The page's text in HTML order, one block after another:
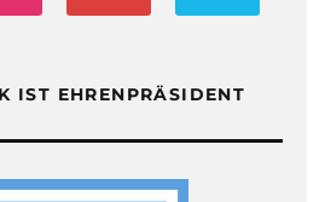
IST EHRENPRÄSIDENT